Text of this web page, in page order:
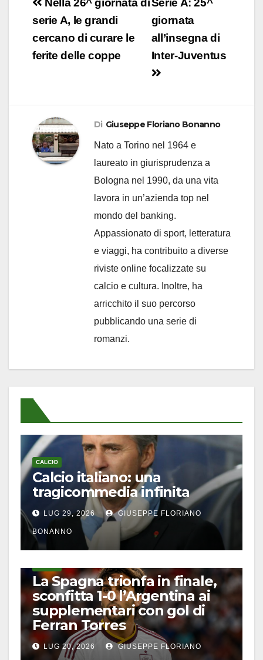
articoli
Serie A: 25^
giornata
all’insegna di
Inter-Juventus
Nella 26^ giornata di
serie A, le grandi
cercano di curare le
ferite delle coppe
Di Giuseppe Floriano Bonanno
Nato a Torino nel 1964 e
laureato in giurisprudenza a
Bologna nel 1990, da una vita
lavora in un’azienda top nel
mondo del banking.
Appassionato di sport, letteratura
e viaggi, ha contribuito a diverse
riviste online focalizzate su
calcio e cultura. Inoltre, ha
arricchito il suo percorso
pubblicando una serie di
romanzi.
CALCIO
Calcio italiano: una
tragicommedia infinita
LUG 29, 2026 GIUSEPPE FLORIANO
BONANNO
La Spagna trionfa in finale,
sconfitta 1-0 l’Argentina ai
supplementari con gol di
Ferran Torres
LUG 20, 2026 GIUSEPPE FLORIANO